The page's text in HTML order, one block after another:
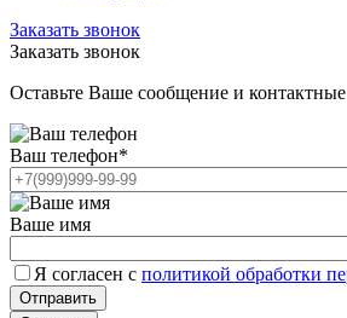
Заказать звонок
Заказать звонок
Оставьте Ваше сообщение и
Ваш телефон*
Ваше имя
Я согласен с политикой обработки